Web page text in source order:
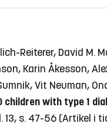
Reiterer, David M.
Karin Åkesson,
Vit Neuman,
with type 1
13, s. 47-56 (Artikel i